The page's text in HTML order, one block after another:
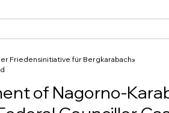
of Nagorno-
Friedensinitiative für Bergkarabach»